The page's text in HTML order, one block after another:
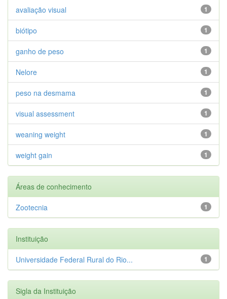
1
avaliação visual
1
biótipo
1
ganho de peso
1
Nelore
1
peso na desmama
1
visual assessment
1
weaning weight
1
weight gain
Áreas de conhecimento
1
Zootecnia
Instituição
1
Universidade Federal Rural do Rio...
Sigla da Instituição